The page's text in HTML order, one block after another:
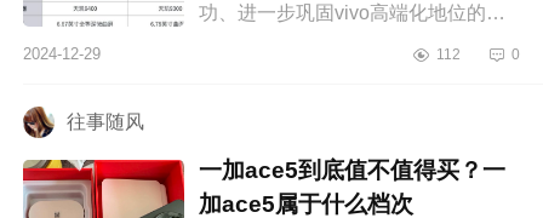
功、进一步巩固vivo高端化地位的期
和vivox200哪个好?vivox100和
2024-12-29 112 0
往事随风
一加ace5到底值不值得买？一
加ace5属于什么档次